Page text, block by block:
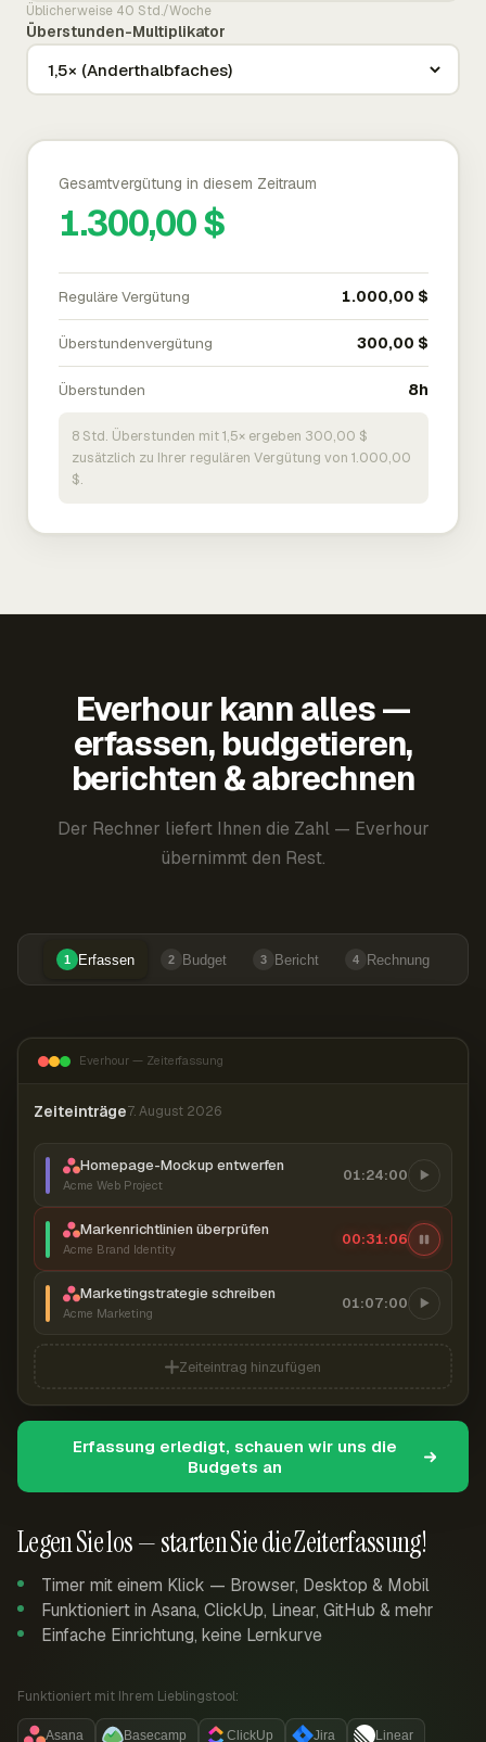
Üblicherweise 40 Std./Woche
Überstunden-Multiplikator
Gesamtvergütung in diesem Zeitraum
1.300,00 $
Reguläre Vergütung 1.000,00 $
Überstundenvergütung 300,00 $
Überstunden 8h
8 Std. Überstunden mit 1,5× ergeben 300,00 $
zusätzlich zu Ihrer regulären Vergütung von 1.000,00
$.
Everhour kann alles —
erfassen, budgetieren,
berichten & abrechnen
Der Rechner liefert Ihnen die Zahl — Everhour
übernimmt den Rest.
1 Erfassen 2 Budget 3 Bericht 4 Rechnung
Legen Sie los — starten Sie die Zeiterfassung!
Timer mit einem Klick — Browser, Desktop & Mobil
Funktioniert in Asana, ClickUp, Linear, GitHub & mehr
Einfache Einrichtung, keine Lernkurve
Funktioniert mit Ihrem Lieblingstool:
Asana Basecamp ClickUp Jira Linear
Everhour — Zeiterfassung
Zeiteinträge7. August 2026
Homepage-Mockup entwerfen
Acme Web Project
01:24:00
Markenrichtlinien überprüfen
Acme Brand Identity
00:31:06
Marketingstrategie schreiben
Acme Marketing
01:07:00
Zeiteintrag hinzufügen
Erfassung erledigt, schauen wir uns die
Budgets an